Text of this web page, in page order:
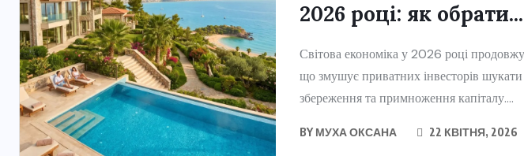
2026 році: як обрати...
Світова економіка у 2026 році
що змушує приватних інвесторів шукати
збереження та примноження капіталу....
BY МУХА ОКСАНА 22 КВІТНЯ, 2026